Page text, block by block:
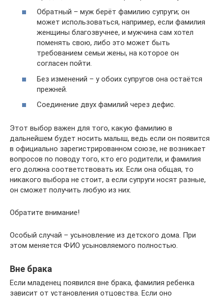
Обратный – муж берёт фамилию супруги; он
может использоваться, например, если фамилия
женщины благозвучнее, и мужчина сам хотел
поменять свою, либо это может быть
требованием семьи жены, на которое он
согласен пойти.
Без изменений – у обоих супругов она остаётся
прежней.
Соединение двух фамилий через дефис.
Этот выбор важен для того, какую фамилию в
дальнейшем будет носить малыш, ведь если он появится
в официально зарегистрированном союзе, не возникает
вопросов по поводу того, кто его родители, и фамилия
его должна соответствовать их. Если она общая, то
никакого выбора не стоит, а если супруги носят разные,
он сможет получить любую из них.
Обратите внимание!
Особый случай – усыновление из детского дома. При
этом меняется ФИО усыновляемого полностью.
Вне брака
Если младенец появился вне брака, фамилия ребенка
зависит от установления отцовства. Если оно